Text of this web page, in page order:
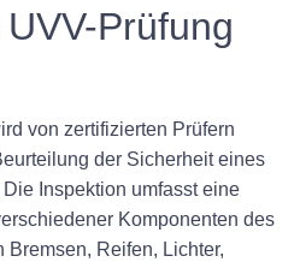
Prüfung
von zertifizierten Prüfern
der Sicherheit eines
Inspektion umfasst eine
Komponenten des
Reifen, Lichter,